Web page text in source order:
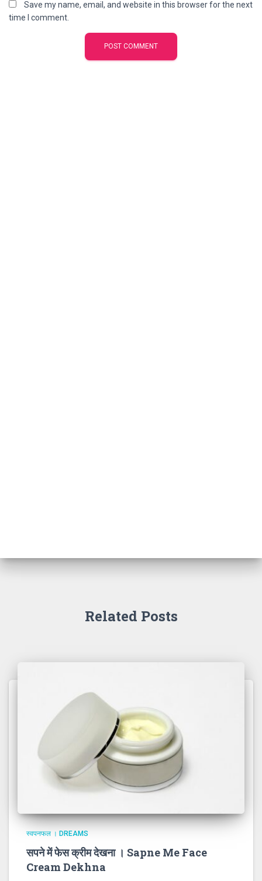
Save my name, email, and website in this browser for the next
time I comment.
Related Posts
स्वपनफल । DREAMS
सपने में फेस क्रीम देखना । Sapne Me Face
Cream Dekhna